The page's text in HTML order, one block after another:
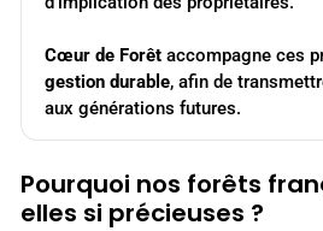
Cœur de Forêtaccompagne ces
gestion durable, afin de
aux générations futures.
Pourquoi nos forêts
elles si précieuses ?